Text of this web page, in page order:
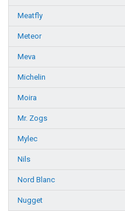
Meatfly
Meteor
Meva
Michelin
Moira
Mr. Zogs
Mylec
Nils
Nord Blanc
Nugget